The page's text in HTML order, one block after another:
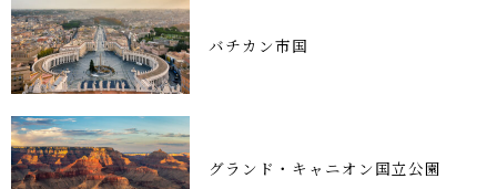
バチカン市国
グランド・キャニオン国立公園